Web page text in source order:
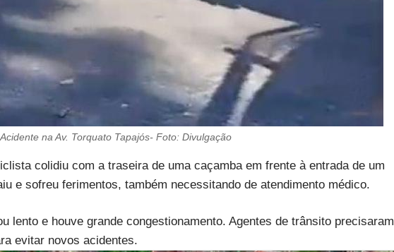
Acidente na Av. Torquato Tapajós- Foto: Divulgação
colidiu com a traseira de uma caçamba em frente à entrada de um
e sofreu ferimentos, também necessitando de atendimento médico.
lento e houve grande congestionamento. Agentes de trânsito precisaram
evitar novos acidentes.